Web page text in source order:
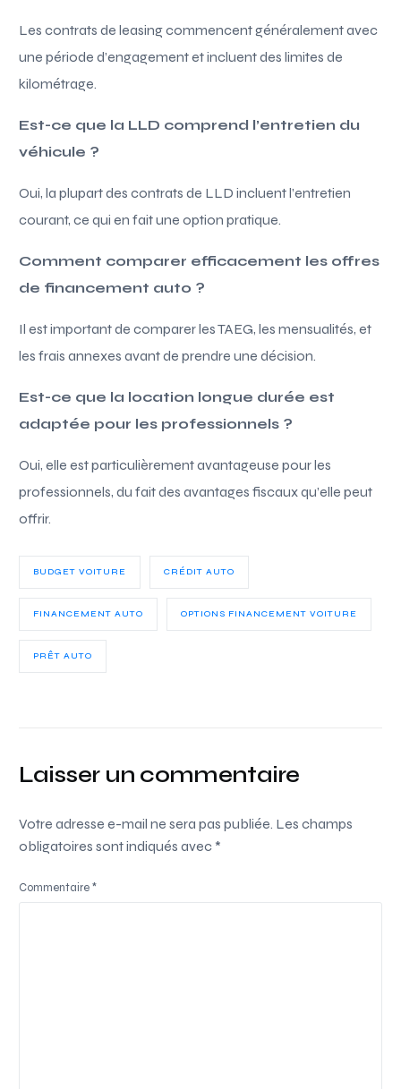
Les contrats de leasing commencent généralement avec
une période d’engagement et incluent des limites de
kilométrage.
Est-ce que la LLD comprend l’entretien du
véhicule ?
Oui, la plupart des contrats de LLD incluent l’entretien
courant, ce qui en fait une option pratique.
Comment comparer efficacement les offres
de financement auto ?
Il est important de comparer les TAEG, les mensualités, et
les frais annexes avant de prendre une décision.
Est-ce que la location longue durée est
adaptée pour les professionnels ?
Oui, elle est particulièrement avantageuse pour les
professionnels, du fait des avantages fiscaux qu’elle peut
offrir.
BUDGET VOITURE CRÉDIT AUTO
FINANCEMENT AUTO OPTIONS FINANCEMENT VOITURE
PRÊT AUTO
Laisser un commentaire
Votre adresse e-mail ne sera pas publiée. Les champs
obligatoires sont indiqués avec *
Commentaire*